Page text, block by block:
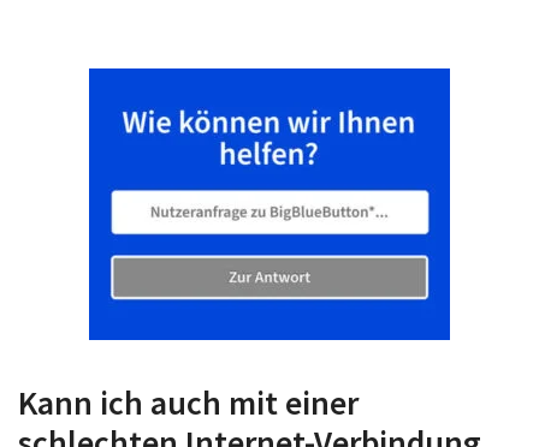
Kann ich auch mit einer